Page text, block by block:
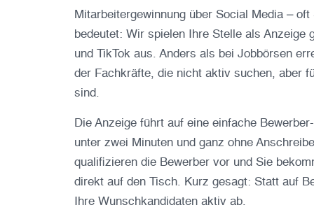
Mitarbeitergewinnung über Social Media –
bedeutet: Wir spielen Ihre Stelle als Anzeige
und TikTok aus. Anders als bei Jobbörsen
der Fachkräfte, die nicht aktiv suchen, aber
sind.
Die Anzeige führt auf eine einfache
unter zwei Minuten und ganz ohne
qualifizieren die Bewerber vor und Sie
direkt auf den Tisch. Kurz gesagt: Statt auf
Ihre Wunschkandidaten aktiv ab.